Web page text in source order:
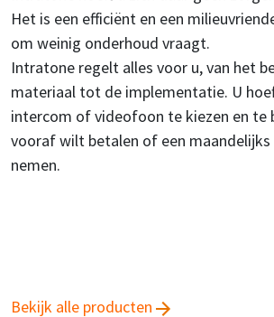
Het is een efficiënt en een
om weinig onderhoud vraagt.
Intratone regelt alles voor u, van het
materiaal tot de implementatie. U
intercom of videofoon te kiezen en te
vooraf wilt betalen of een
nemen.
Bekijk alle producten